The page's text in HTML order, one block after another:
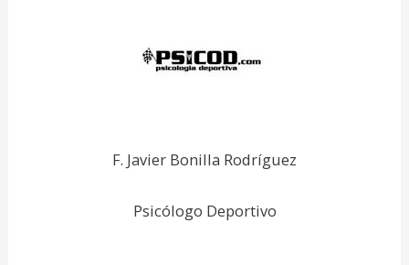
F. Javier Bonilla Rodríguez
Psicólogo Deportivo